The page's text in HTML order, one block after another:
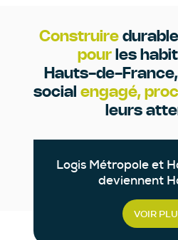
Construire
pourles
Hauts-de-
social engagé,
leurs
Logis Métropole et
deviennent
VOIR